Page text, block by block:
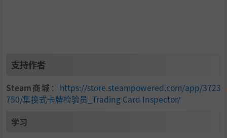
支持作者
Steam商城 ： https://store.steampowered.com/app/3723
750/集换式卡牌检验员_Trading Card Inspector/
学习